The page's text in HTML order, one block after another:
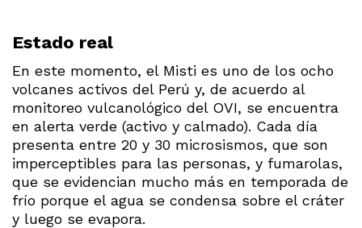
Estado real
En este momento, el Misti es uno de los ocho
volcanes activos del Perú y, de acuerdo al
monitoreo vulcanológico del OVI, se encuentra
en alerta verde (activo y calmado). Cada día
presenta entre 20 y 30 microsismos, que son
imperceptibles para las personas, y fumarolas,
que se evidencian mucho más en temporada de
frío porque el agua se condensa sobre el cráter
y luego se evapora.